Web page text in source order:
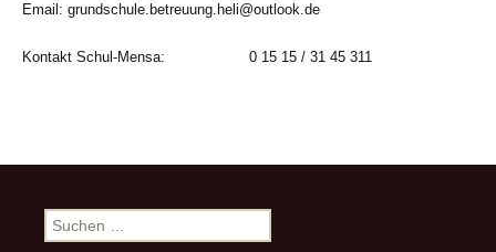
Email: grundschule.betreuung.heli@outlook.de
Kontakt Schul-Mensa: 0 15 15 / 31 45 311
Suchen
nach: